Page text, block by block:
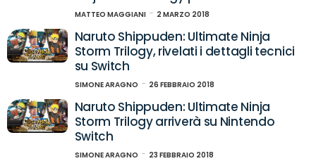
MATTEO MAGGIANI 2 MARZO 2018
Naruto Shippuden: Ultimate Ninja
Storm Trilogy, rivelati i dettagli tecnici
su Switch
SIMONE ARAGNO 26 FEBBRAIO 2018
Naruto Shippuden: Ultimate Ninja
Storm Trilogy arriverà su Nintendo
Switch
SIMONE ARAGNO 23 FEBBRAIO 2018